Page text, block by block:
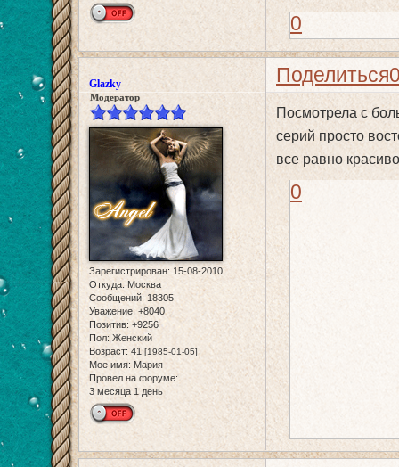
0
Поделиться
Glazky
Модератор
Зарегистрирован: 15-08-2010
Откуда: Москва
Сообщений: 18305
Уважение: +8040
Позитив: +9256
Пол: Женский
Возраст: 41[1985-01-05]
Мое имя: Мария
Провел на форуме:
3 месяца 1 день
Посмотрела с
серий просто
все равно
0